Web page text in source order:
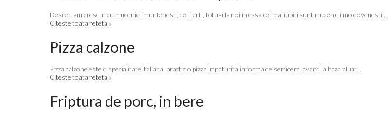
Desi eu am crescut cu mucenicii muntenesti, cei fierti, totusi la noi in casa cei mai iubiti sunt mucenicii moldovenesti,...
Citeste toata reteta »
Pizza calzone
Pizza calzone este o specialitate italiana, practic o pizza impaturita in forma de semicerc, avand la baza aluat...
Citeste toata reteta »
Friptura de porc, in bere